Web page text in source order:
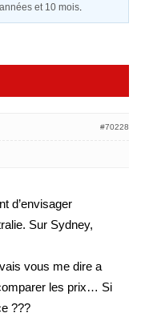
et 10 mois.
#70228
d’envisager
Sur Sydney,
vous me dire a
les prix… Si
???